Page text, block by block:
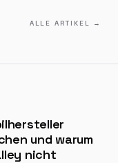
ALLE ARTIKEL →
und warum
nicht